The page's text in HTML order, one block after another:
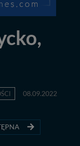
08.09.2022